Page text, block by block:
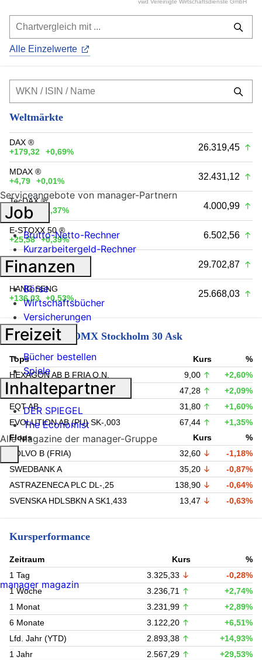
vwd Vereinigte Wirtschaftsdienste GmbH
Alle Einzelwerte
Weltmärkte
DAX ®
+179,32
+0,69% 26.319,45
MDAX ®
+4,79
+0,01% 32.431,12
TecDAX ®
+54,26
+1,37% 4.000,99
E-STOXX 50 ®
+25,58
+0,39% 6.502,56
NASDAQ 100
+329,53
+1,12% 29.702,87
HANG SENG
+136,03
+0,53% 25.668,03
Tops & Flops OMX Stockholm 30 Ask
Tops Kurs
%
HEXAGON AB B FRIA O.N.
9,00
+2,60%
BOLIDEN AB
47,28
+2,09%
EQT AB
31,80
+1,60%
EVOLUTION AB (PU) SK-,003
67,44
+1,35%
Flops
Kurs
%
VOLVO B (FRIA)
32,60
-1,18%
SWEDBANK A
35,20
-0,87%
ASTRAZENECA PLC DL-,25
138,90
-0,64%
SVENSKA HDLSBKN A SK1,433
13,47 -0,63%
Kursperformance
Zeitraum Kurs
%
1 Tag
3.325,33
-0,28%
1 Woche
3.236,71
+2,74%
1 Monat
3.231,99
+2,89%
6 Monate
3.122,20
+6,51%
Lfd. Jahr (YTD)
2.893,38
+14,93%
1 Jahr
2.567,29
+29,53%
Serviceangebote von manager-Partnern
Job
Brutto-Netto-Rechner
Kurzarbeitergeld-Rechner
Finanzen
Börse
Wirtschaftsbücher
Versicherungen
Freizeit
Bücher bestellen
Spiele
Inhaltepartner
DER SPIEGEL
The Economist
Alle Magazine der manager-Gruppe
manager magazin